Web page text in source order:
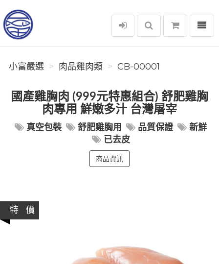
小富嚴選
選單
小富嚴選 肉品雞肉類 CB-00001
國產雞胸肉 (999元特惠組合) 舒肥雞胸
肉專用 鮮嫩多汁 台灣屠宰
真空包裝 舒肥雞胸用 品質保證
新鮮
已去皮
商品資訊
特 價